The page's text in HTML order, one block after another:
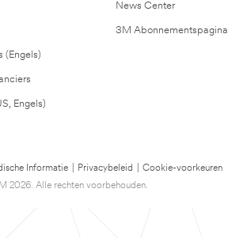
(Engels)
Engels)
News Center
3M Abonnementspagina
Informatie Privacybeleid
Cookie-voorkeuren
2026. Alle rechten voorbehouden.